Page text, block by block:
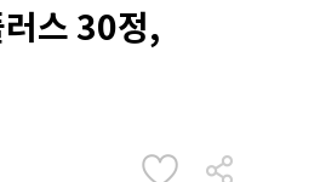
스 30정,